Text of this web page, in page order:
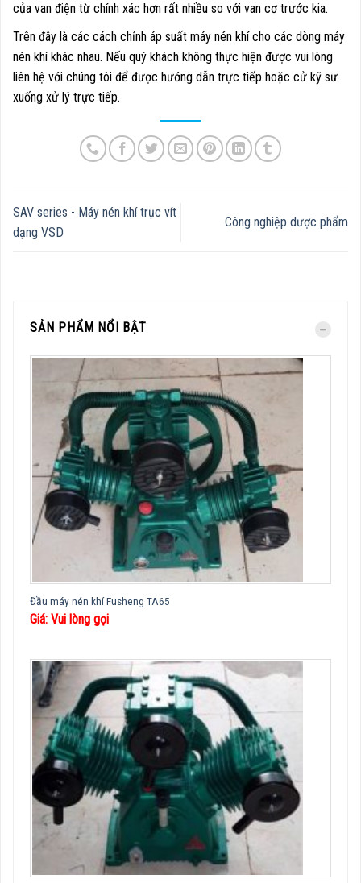
SẢN PHẨM NỔI BẬT
Đầu máy nén khí Fusheng TA65
Giá: Vui lòng gọi
của van điện từ chính xác hơn rất nhiều so với van cơ trước kia.
Trên đây là các cách chỉnh áp suất máy nén khí cho các dòng máy
nén khí khác nhau. Nếu quý khách không thực hiện được vui lòng
liên hệ với chúng tôi để được hướng dẫn trực tiếp hoặc cử kỹ sư
xuống xử lý trực tiếp.
SAV series - Máy nén khí trục vít
dạng VSD
Công nghiệp dược phẩm